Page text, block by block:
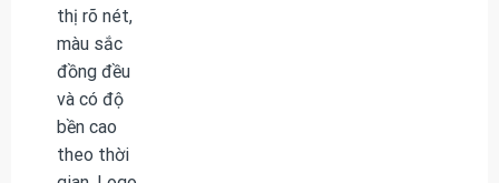
thị rõ nét,
màu sắc
đồng đều
và có độ
bền cao
theo thời